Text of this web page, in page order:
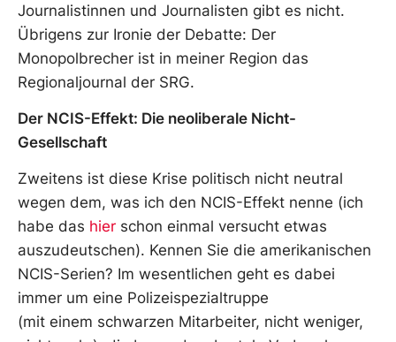
Journalistinnen und Journalisten gibt es nicht.
Übrigens zur Ironie der Debatte: Der
Monopolbrecher ist in meiner Region das
Regionaljournal der SRG.
Der NCIS-Effekt: Die neoliberale Nicht-
Gesellschaft
Zweitens ist diese Krise politisch nicht neutral
wegen dem, was ich den NCIS-Effekt nenne (ich
habe das hier schon einmal versucht etwas
auszudeutschen). Kennen Sie die amerikanischen
NCIS-Serien? Im wesentlichen geht es dabei
immer um eine Polizeispezialtruppe
(mit einem schwarzen Mitarbeiter, nicht weniger,